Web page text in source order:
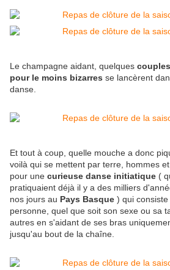
Le champagne aidant, quelques
pour le moins bizarres se lancèrent
danse.
Et tout à coup, quelle mouche a donc
voilà qui se mettent par terre, hommes
pour une curieuse danse initiatique (
pratiquaient déjà il y a des milliers
nos jours au Pays Basque ) qui
personne, quel que soit son sexe ou sa
autres en s'aidant de ses bras
jusqu'au bout de la chaîne.